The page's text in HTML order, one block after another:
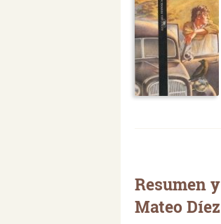
Resumen
Mateo Díez